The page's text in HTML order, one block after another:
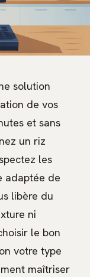
solution
de vos
et sans
un riz
les
adaptée de
libère du
ni
le bon
votre type
maîtriser